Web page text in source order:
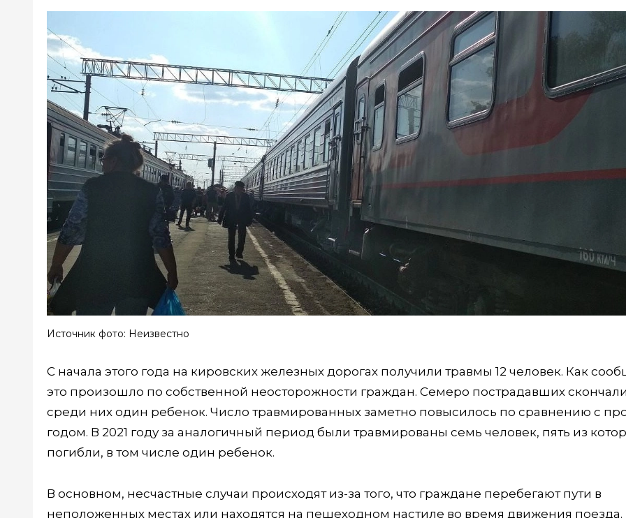
Источник фото: Неизвестно
С начала этого года на кировских железных дорогах получили травмы 12 человек. Как
это произошло по собственной неосторожности граждан. Семеро пострадавших
среди них один ребенок. Число травмированных заметно повысилось по сравнению с
годом. В 2021 году за аналогичный период были травмированы семь человек, пять из
погибли, в том числе один ребенок.
В основном, несчастные случаи происходят из-за того, что граждане перебегают пути в
неположенных местах или находятся на пешеходном настиле во время движения поезда.